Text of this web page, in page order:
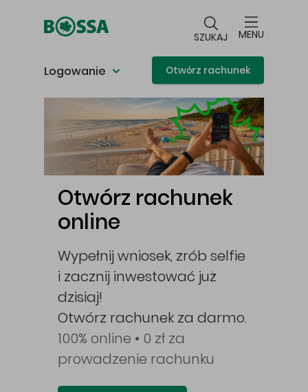
SZUKAJ MENU
Logowanie Otwórz rachunek
Otwórz rachunek
online
Wypełnij wniosek, zrób selfie
i zacznij inwestować już
dzisiaj!
Otwórz rachunek za darmo.
100% online • 0 zł za
prowadzenie rachunku